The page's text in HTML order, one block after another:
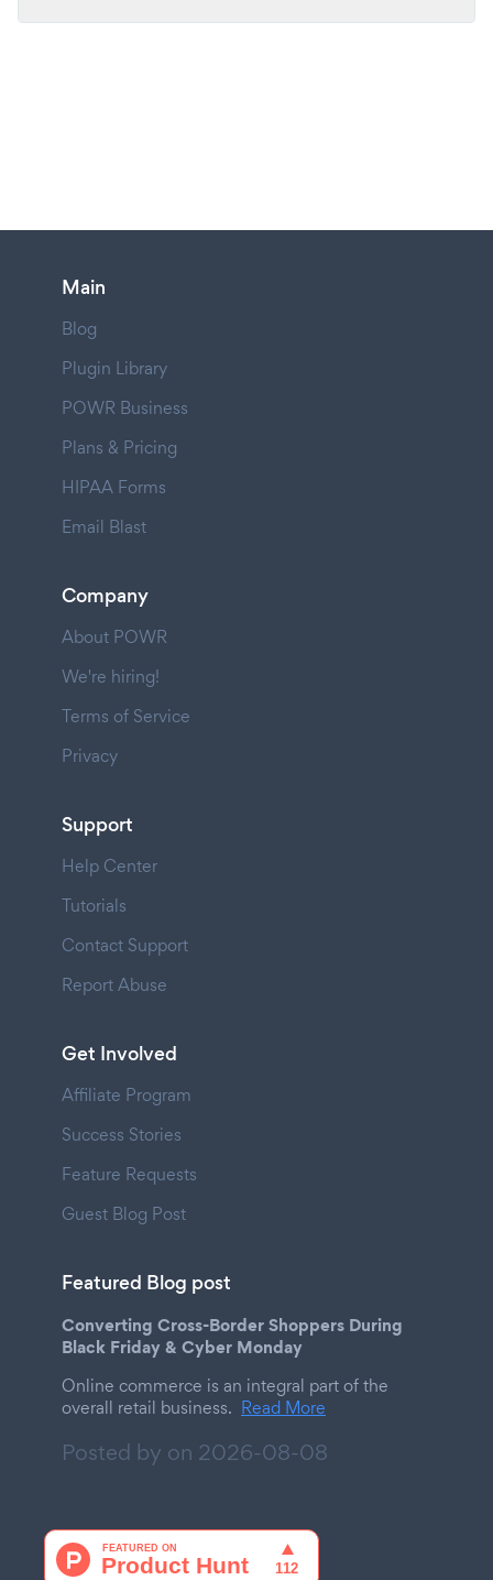
Main
Blog
Plugin Library
POWR Business
Plans & Pricing
HIPAA Forms
Email Blast
Company
About POWR
We're hiring!
Terms of Service
Privacy
Support
Help Center
Tutorials
Contact Support
Report Abuse
Get Involved
Affiliate Program
Success Stories
Feature Requests
Guest Blog Post
Featured Blog post
Converting Cross-Border Shoppers During
Black Friday & Cyber Monday
Online commerce is an integral part of the
overall retail business. Read More
Posted by on 2026-08-08